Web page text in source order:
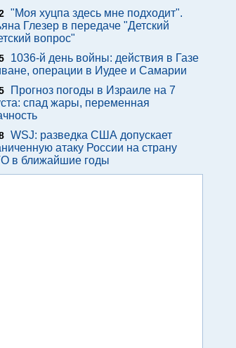
"Моя хуцпа здесь мне подходит".
Глезер в передаче "Детский
вопрос"
1036-й день войны: действия в Газе
операции в Иудее и Самарии
Прогноз погоды в Израиле на 7
спад жары, переменная
WSJ: разведка США допускает
атаку России на страну
в ближайшие годы